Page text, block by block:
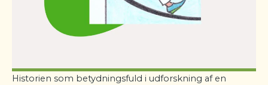
Historien som betydningsfuld i udforskning af en